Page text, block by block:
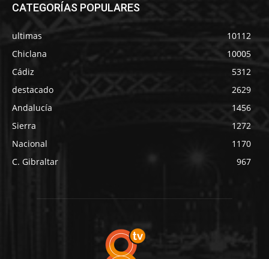
CATEGORÍAS POPULARES
ultimas
10112
Chiclana
10005
Cádiz
5312
destacado
2629
Andalucía
1456
Sierra
1272
Nacional
1170
C. Gibraltar
967